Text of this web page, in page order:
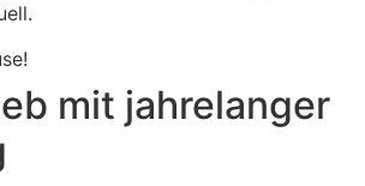
mit jahrelanger